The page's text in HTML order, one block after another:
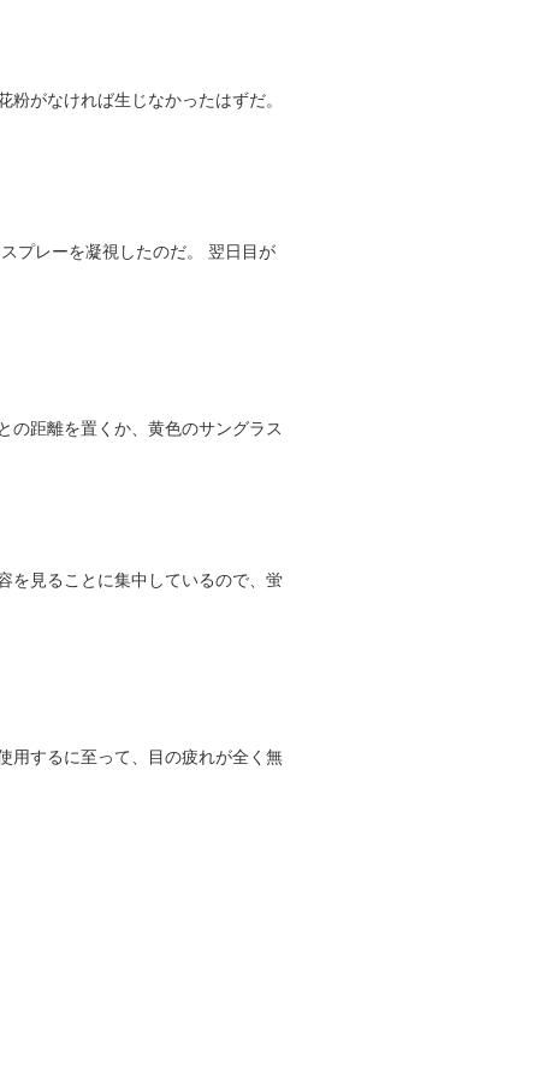
がなければ生じなかったはずだ。
プレーを凝視したのだ。 翌日目が
の距離を置くか、黄色のサングラス
を見ることに集中しているので、蛍
用するに至って、目の疲れが全く無